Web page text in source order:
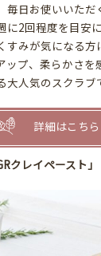
毎日お使いいた
に2回程度を目安
みが気になる方
ップ、柔らかさ
人気のスクラブ
詳細はこちら
クレイペースト」